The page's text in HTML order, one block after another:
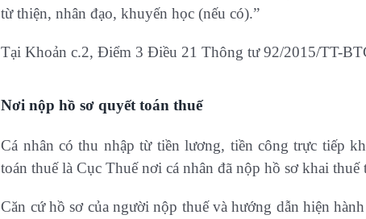
từ thiện, nhân đạo, khuyến học (nếu có).”
Tại Khoản c.2, Điểm 3 Điều 21 Thông tư 92/2015/TT-
Nơi nộp hồ sơ quyết toán thuế
Cá nhân có thu nhập từ tiền lương, tiền công trực tiếp
toán thuế là Cục Thuế nơi cá nhân đã nộp hồ sơ khai
Căn cứ hồ sơ của người nộp thuế và hướng dẫn hiện